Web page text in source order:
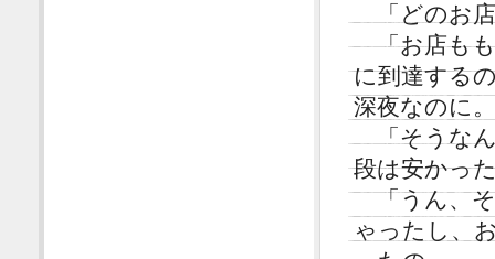
「どのお
「お店もも
に到達する
深夜なのに
「そうなん
段は安かっ
「うん、そ
ゃったし、